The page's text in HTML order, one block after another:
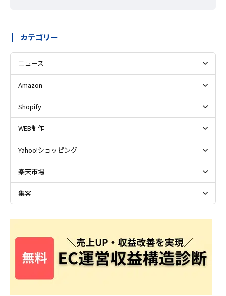
カテゴリー
ニュース
Amazon
Shopify
WEB制作
Yahoo!ショッピング
楽天市場
集客